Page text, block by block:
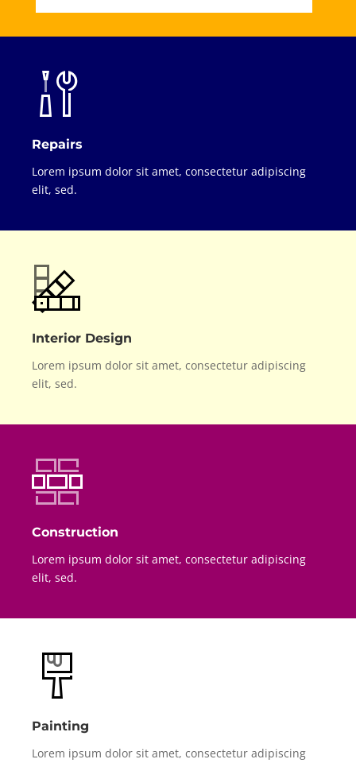
Repairs
Lorem ipsum dolor sit amet, consectetur adipiscing
elit, sed.
Interior Design
Lorem ipsum dolor sit amet, consectetur adipiscing
elit, sed.
Construction
Lorem ipsum dolor sit amet, consectetur adipiscing
elit, sed.
Painting
Lorem ipsum dolor sit amet, consectetur adipiscing